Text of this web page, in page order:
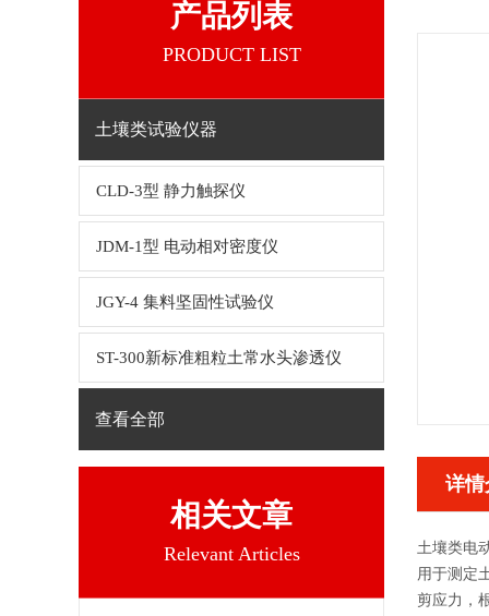
产品列表
PRODUCT LIST
土壤类试验仪器
CLD-3型 静力触探仪
JDM-1型 电动相对密度仪
JGY-4 集料坚固性试验仪
ST-300新标准粗粒土常水头渗透仪
查看全部
相关文章
Relevant Articles
详
土壤类电
用于测定
剪应力，